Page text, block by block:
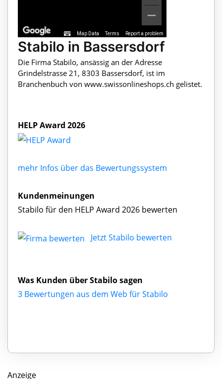
Map Data Terms Report a problem
Stabilo in Bassersdorf
Die Firma Stabilo, ansässig an der Adresse
Grindelstrasse 21, 8303 Bassersdorf, ist im
Branchenbuch von www.swissonlineshops.ch gelistet.
HELP Award 2026
mehr Infos über das Bewertungssystem
Kundenmeinungen
Stabilo für den HELP Award 2026 bewerten
Jetzt Stabilo bewerten
Was Kunden über Stabilo sagen
3 Bewertungen aus dem Web für Stabilo
Anzeige